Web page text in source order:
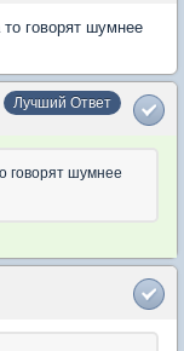
говорят шумнее
Лучший Ответ
говорят шумнее